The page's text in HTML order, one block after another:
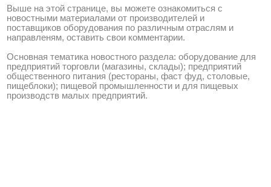
Выше на этой странице, вы можете ознакомиться с
новостными материалами от производителей и
поставщиков оборудования по различным отраслям и
направленям, оставить свои комментарии.
Основная тематика новостного раздела: оборудование для
предприятий торговли (магазины, склады); предприятий
общественного питания (рестораны, фаст фуд, столовые,
пищеблоки); пищевой промышленности и для пищевых
производств малых предприятий.